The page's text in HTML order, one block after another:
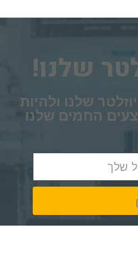
שלנו!
שלנו ולהיות
החמים שלנו